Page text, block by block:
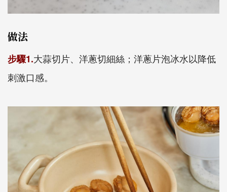
做法
步驟1.大蒜切片、洋蔥切細絲；洋蔥片泡冰水以降低
刺激口感。